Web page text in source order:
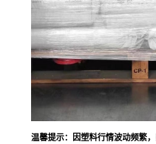
温馨提示：因塑料行情波动频繁